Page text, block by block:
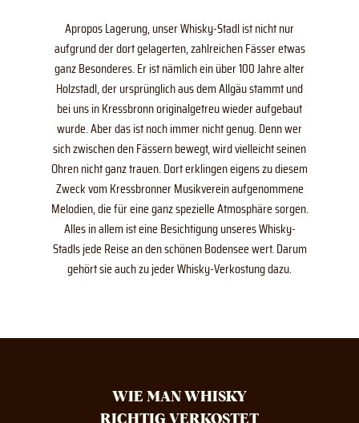
Apropos Lagerung, unser Whisky-Stadl ist nicht nur
aufgrund der dort gelagerten, zahlreichen Fässer etwas
ganz Besonderes. Er ist nämlich ein über 100 Jahre alter
Holzstadl, der ursprünglich aus dem Allgäu stammt und
bei uns in Kressbronn originalgetreu wieder aufgebaut
wurde. Aber das ist noch immer nicht genug. Denn wer
sich zwischen den Fässern bewegt, wird vielleicht seinen
Ohren nicht ganz trauen. Dort erklingen eigens zu diesem
Zweck vom Kressbronner Musikverein aufgenommene
Melodien, die für eine ganz spezielle Atmosphäre sorgen.
Alles in allem ist eine Besichtigung unseres Whisky-
Stadls jede Reise an den schönen Bodensee wert. Darum
gehört sie auch zu jeder Whisky-Verkostung dazu.
WIE MAN WHISKY
RICHTIG VERKOSTET